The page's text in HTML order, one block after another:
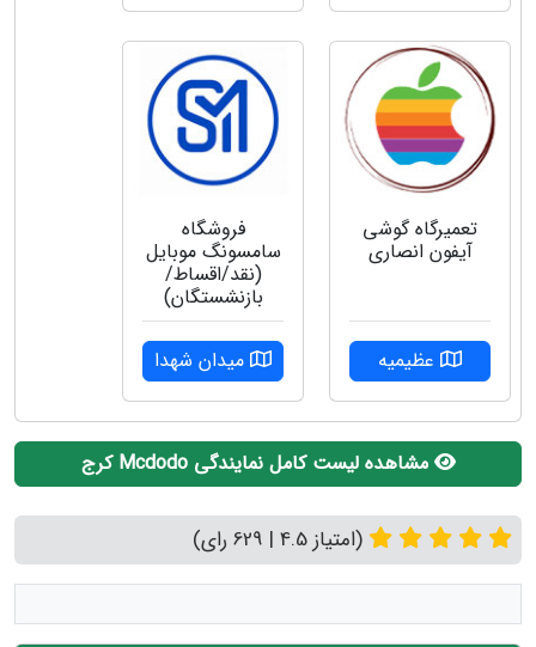
تعمیرگاه گوشی
آیفون انصاری
عظیمیه
فروشگاه
سامسونگ موبایل
(نقد/اقساط/
بازنشستگان)
میدان شهدا
مشاهده لیست کامل نمایندگی Mcdodo کرج
(امتیاز 4.5 | 629 رای)